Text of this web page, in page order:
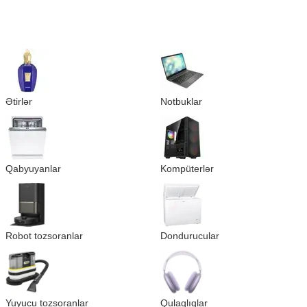
Ətirlər Notbuklar
Qabyuyanlar Kompüterlər
Robot tozsoranlar Dondurucular
Yuyucu tozsoranlar Qulaqlıqlar